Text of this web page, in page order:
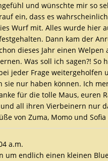
und wünschte mir so
ein, dass es
Wurf mit. Alles wurde hier
Dann kam der
dieses Jahr einen Welpen
Was soll ich sagen?! So
jeder Frage weitergeholfen
nur haben können. Ich
für die tolle Maus, euren
all ihren Vierbeinern nur
von Zuma, Momo und Sofia
a.m.
um endlich einen kleinen